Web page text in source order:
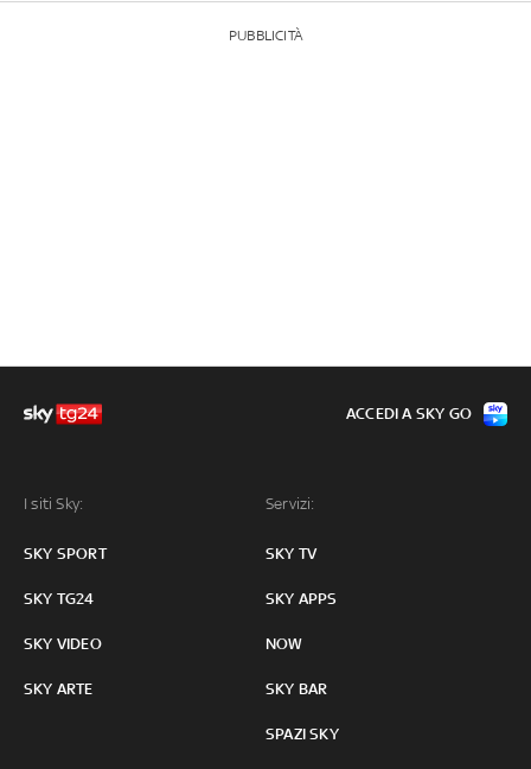
PUBBLICITÀ
I siti Sky:
SKY SPORT
SKY TG24
SKY VIDEO
SKY ARTE
Servizi:
SKY TV
SKY APPS
NOW
SKY BAR
SPAZI SKY
ACCEDI A SKY GO